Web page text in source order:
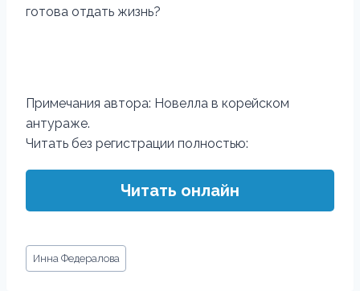
готова отдать жизнь?
Примечания автора: Новелла в корейском
антураже.
Читать без регистрации полностью:
Читать онлайн
Метки
записи:
Инна Федералова